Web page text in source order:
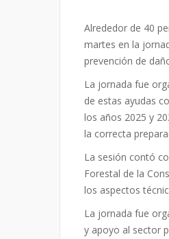
Alrededor de 40
martes en la
prevención de
La jornada fue
de estas ayudas
los años 2025 y
la correcta
La sesión contó
Forestal de la
los aspectos
La jornada fue
y apoyo al sector